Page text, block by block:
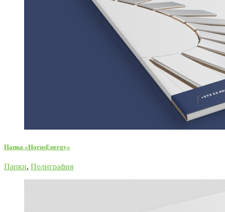
Папка «HorusEnergy»
Папки, Полиграфия